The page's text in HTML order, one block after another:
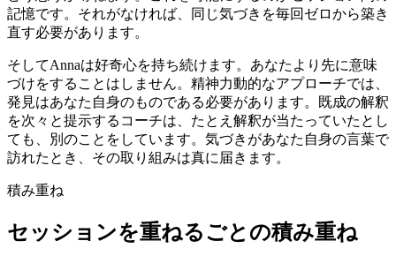
記憶です。それがなければ、同じ気づきを毎回ゼロから築き
直す必要があります。
そしてAnnaは好奇心を持ち続けます。あなたより先に意味
づけをすることはしません。精神力動的なアプローチでは、
発見はあなた自身のものである必要があります。既成の解釈
を次々と提示するコーチは、たとえ解釈が当たっていたとし
ても、別のことをしています。気づきがあなた自身の言葉で
訪れたとき、その取り組みは真に届きます。
積み重ね
セッションを重ねるごとの積み重ね